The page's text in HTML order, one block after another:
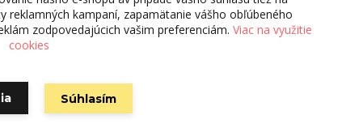
Eshop-rychlo.sk
reklamných kampaní, zapamätanie vášho obľúbeného
zodpovedajúcich vašim preferenciám. Viac na využitie
cookies
Súhlasím